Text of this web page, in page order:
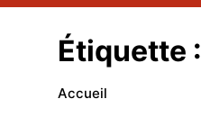
Étiquette :
Accueil